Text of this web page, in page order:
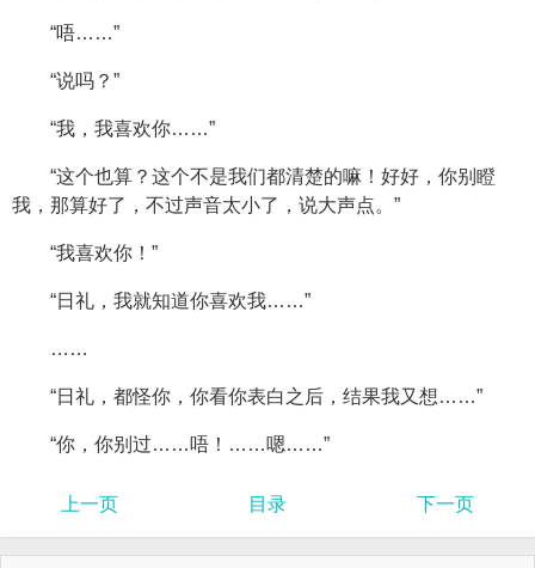
“唔……”
“说吗？”
“我，我喜欢你……”
“这个也算？这个不是我们都清楚的嘛！好好，你别瞪
我，那算好了，不过声音太小了，说大声点。”
“我喜欢你！”
“日礼，我就知道你喜欢我……”
……
“日礼，都怪你，你看你表白之后，结果我又想……”
“你，你别过……唔！……嗯……”
上一页 目录 下一页